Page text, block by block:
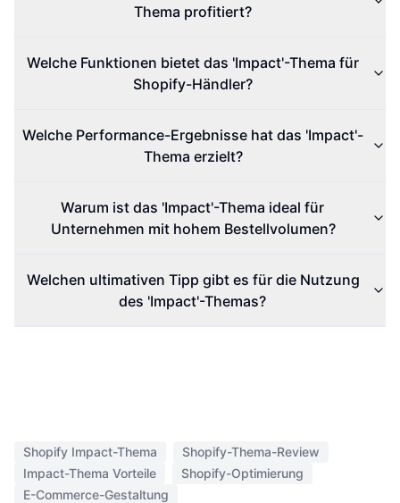
Thema profitiert?
Welche Funktionen bietet das 'Impact'-Thema für
Shopify-Händler?
Welche Performance-Ergebnisse hat das 'Impact'-
Thema erzielt?
Warum ist das 'Impact'-Thema ideal für
Unternehmen mit hohem Bestellvolumen?
Welchen ultimativen Tipp gibt es für die Nutzung
des 'Impact'-Themas?
Shopify Impact-Thema
Shopify-Thema-Review
Impact-Thema Vorteile
Shopify-Optimierung
E-Commerce-Gestaltung